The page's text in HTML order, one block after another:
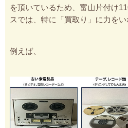
を頂いているため、富山片付け
スでは、特に「買取り」に力をい
例えば、